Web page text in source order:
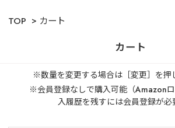
TOP カート
カート
※数量を変更する場合は［変更］を押
※会員登録なしで購入可能（Amazon
入履歴を残すには会員登録が必